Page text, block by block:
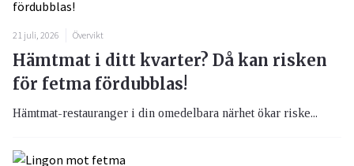
21 juli, 2026 Övervikt
Hämtmat i ditt kvarter? Då kan risken
för fetma fördubblas!
Hämtmat-restauranger i din omedelbara närhet ökar riske...